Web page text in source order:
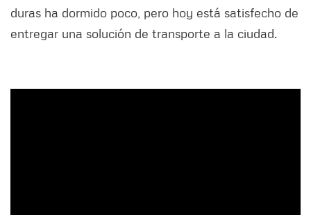
duras ha dormido poco, pero hoy está satisfecho de
entregar una solución de transporte a la ciudad.